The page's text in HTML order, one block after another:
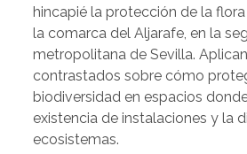
hincapié la protección de la
la comarca del Aljarafe, en la
metropolitana de Sevilla.
contrastados sobre cómo
biodiversidad en espacios
existencia de instalaciones y la
ecosistemas.